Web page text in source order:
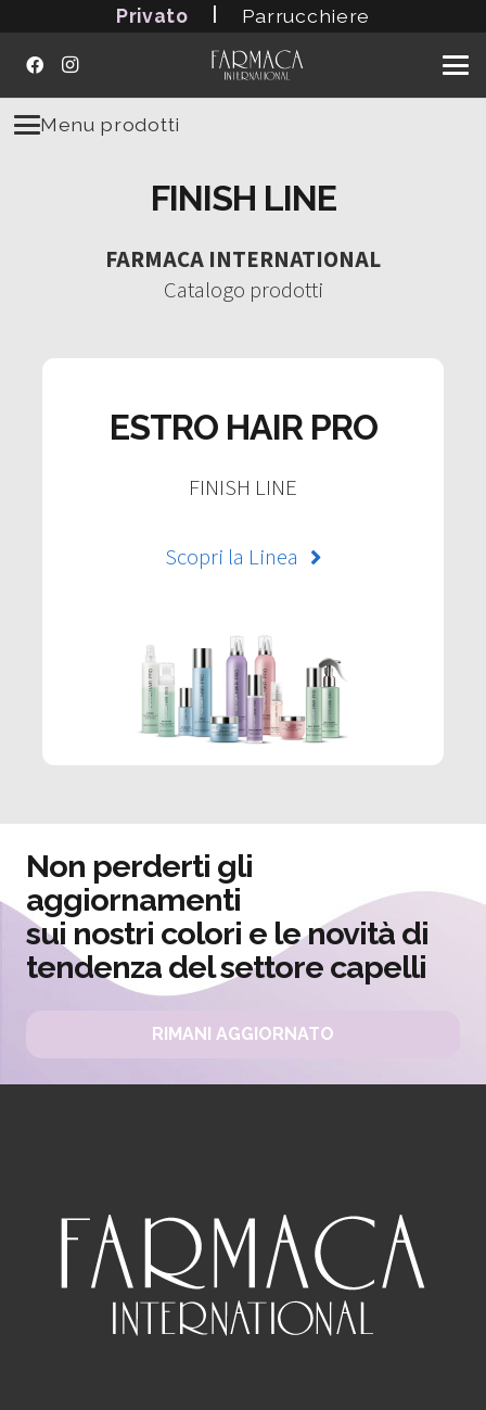
Privato | Parrucchiere
Menu prodotti
FINISH LINE
FARMACA INTERNATIONAL
Catalogo prodotti
ESTRO HAIR PRO
FINISH LINE
Scopri la Linea
Non perderti gli
aggiornamenti
sui nostri colori e le novità di
tendenza del settore capelli
RIMANI AGGIORNATO